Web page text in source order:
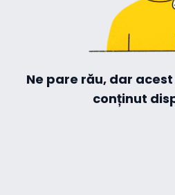
Ne pare rău, dar
conținut